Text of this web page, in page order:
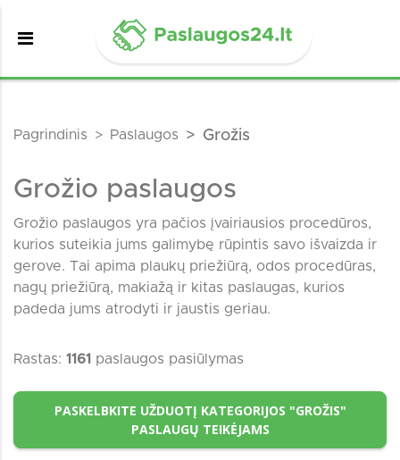
Pagrindinis Paslaugos Grožis
Grožio paslaugos
Grožio paslaugos yra pačios įvairiausios procedūros,
kurios suteikia jums galimybę rūpintis savo išvaizda ir
gerove. Tai apima plaukų priežiūrą, odos procedūras,
nagų priežiūrą, makiažą ir kitas paslaugas, kurios
padeda jums atrodyti ir jaustis geriau.
Rastas: 1161 paslaugos pasiūlymas
PASKELBKITE UŽDUOTĮ KATEGORIJOS "GROŽIS"
PASLAUGŲ TEIKĖJAMS